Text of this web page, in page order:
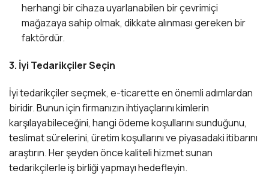
herhangi bir cihaza uyarlanabilen bir çevrimiçi
mağazaya sahip olmak, dikkate alınması gereken bir
faktördür.
3. İyi Tedarikçiler Seçin
İyi tedarikçiler seçmek, e-ticarette en önemli adımlardan
biridir. Bunun için firmanızın ihtiyaçlarını kimlerin
karşılayabileceğini, hangi ödeme koşullarını sunduğunu,
teslimat sürelerini, üretim koşullarını ve piyasadaki itibarını
araştırın. Her şeyden önce kaliteli hizmet sunan
tedarikçilerle iş birliği yapmayı hedefleyin.